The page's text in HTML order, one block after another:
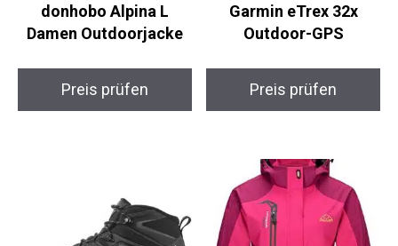
donhobo Alpina L
Damen Outdoorjacke
Outdoor-GPS